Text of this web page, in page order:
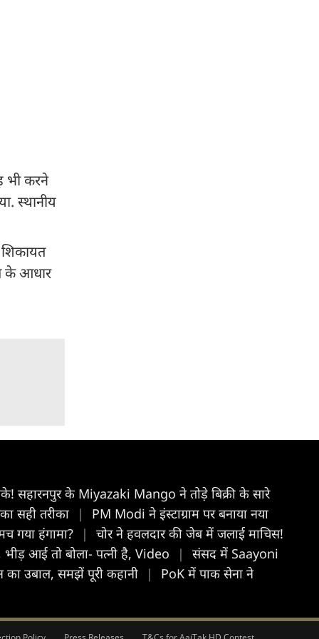
भी करने
स्थानीय
के आधार
सहारनपुर के Miyazaki Mango ने तोड़े बिक्री के सारे
सही तरीका |
PM Modi ने इंस्टाग्राम पर बनाया नया
गया हंगामा? |
चोर ने हवलदार की जेब में जलाई माचिस!
आई तो बोला- पत्नी है, Video |
संसद में Saayoni
का उबाल, समझें पूरी कहानी |
PoK में पाक सेना ने